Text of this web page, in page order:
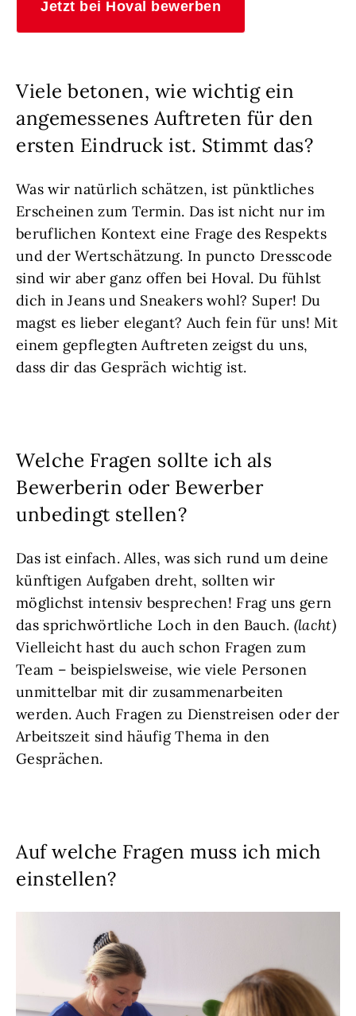
Jetzt bei Hoval bewerben
Viele betonen, wie wichtig ein
angemessenes Auftreten für den
ersten Eindruck ist. Stimmt das?
Was wir natürlich schätzen, ist pünktliches
Erscheinen zum Termin. Das ist nicht nur im
beruflichen Kontext eine Frage des Respekts
und der Wertschätzung. In puncto Dresscode
sind wir aber ganz offen bei Hoval. Du fühlst
dich in Jeans und Sneakers wohl? Super! Du
magst es lieber elegant? Auch fein für uns! Mit
einem gepflegten Auftreten zeigst du uns,
dass dir das Gespräch wichtig ist.
Welche Fragen sollte ich als
Bewerberin oder Bewerber
unbedingt stellen?
Das ist einfach. Alles, was sich rund um deine
künftigen Aufgaben dreht, sollten wir
möglichst intensiv besprechen! Frag uns gern
das sprichwörtliche Loch in den Bauch. (lacht)
Vielleicht hast du auch schon Fragen zum
Team – beispielsweise, wie viele Personen
unmittelbar mit dir zusammenarbeiten
werden. Auch Fragen zu Dienstreisen oder der
Arbeitszeit sind häufig Thema in den
Gesprächen.
Auf welche Fragen muss ich mich
einstellen?